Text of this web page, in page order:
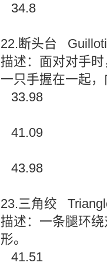
34.8
22.断头台
描述：面对对手
一只手握在一起
33.98
41.09
43.98
23.三角绞
描述：一条腿环
形。
41.51